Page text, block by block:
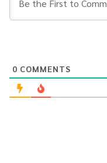
0 COMMENTS